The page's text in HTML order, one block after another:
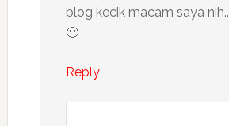
blog kecik macam saya nih..
🙂
Reply